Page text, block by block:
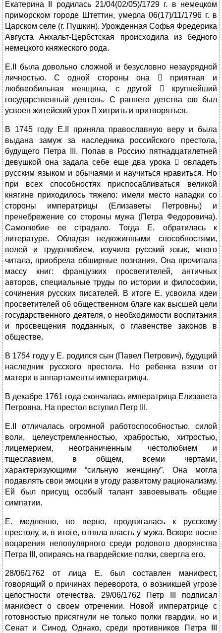
Екатерина II родилась 21/04(02/05)/1729 г. в немецком
приморском городе Штеттин, умерла 06(17)/11/1796 г. в
Царском селе (г. Пушкин). Урожденная Софья Фредерика
Августа Анхальт-Цербстская происходила из бедного
немецкого княжеского рода.
Е.II была довольно сложной и безусловно незаурядной
личностью. С одной стороны она  приятная и
любвеобильная женщина, с другой  крупнейший
государственный деятель. С раннего детства ею был
усвоен житейский урок  хитрить и притворяться.
В 1745 году Е.II приняла православную веру и была
выдана замуж за наследника российского престола,
будущего Петра III. Попав в Россию пятнадцатилетней
девушкой она задала себе еще два урока  овладеть
русским языком и обычаями и научиться нравиться. Но
при всех способностях приспосабливаться великой
княгине приходилось тяжело: имели место нападки со
стороны императрицы (Елизаветы Петровны) и
пренебрежение со стороны мужа (Петра Федоровича).
Самолюбие ее страдало. Тогда Е. обратилась к
литературе. Обладая недюжинными способностями,
волей и трудолюбием, изучила русский язык, много
читала, приобрела обширные познания. Она прочитала
массу книг: французких просветителей, античных
авторов, специальные труды по истории и философии,
сочинения русских писателей. В итоге Е. усвоила идеи
просветителей об общественном благе как высшей цели
государственного деятеля, о необходимости воспитания
и просвещения подданных, о главенстве законов в
обществе.
В 1754 году у Е. родился сын (Павел Петрович), будущий
наследник русского престола. Но ребенка взяли от
матери в аппартаменты императрицы.
В декабре 1761 года скончалась императрица Елизавета
Петровна. На престол вступил Петр III.
Е.II отличалась огромной работоспособностью, силой
воли, целеустремленностью, храбростью, хитростью,
лицемерием, неограниченным честолюбием и
тщеславием, в общем, всеми чертами,
характеризующими “сильную женщину”. Она могла
подавлять свои эмоции в угоду развитому рационализму.
Ей был присущ особый талант завоевывать общие
симпатии.
Е. медленно, но верно, продвигалась к русскому
престолу, и, в итоге, отняла власть у мужа. Вскоре после
воцарения непопулярного среди родового дворянства
Петра III, опираясь на гвардейские полки, свергла его.
28/06/1762 от лица Е. был составлен манифест,
говорящий о причинах переворота, о возникшей угрозе
целостности отечества. 29/06/1762 Петр III подписал
манифест о своем отречении. Новой императрице с
готовностью присягнули не только полки гвардии, но и
Сенат и Синод. Однако, среди противников Петра III